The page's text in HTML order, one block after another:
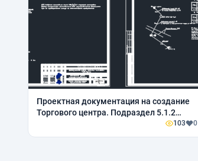
Проектная документация на создание
Торгового центра. Подраздел 5.1.2
(наружные сети), часть 2. 10-00-17-ИОС
1.1
103 0